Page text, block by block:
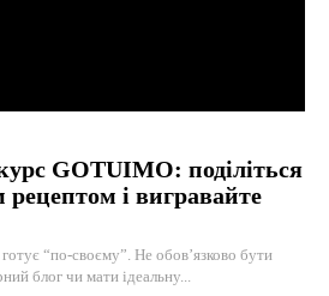
GOTUIMO: поділіться
і вигравайте
“по-своєму”. Не обов’язково бути
блог чи мати ідеальну...